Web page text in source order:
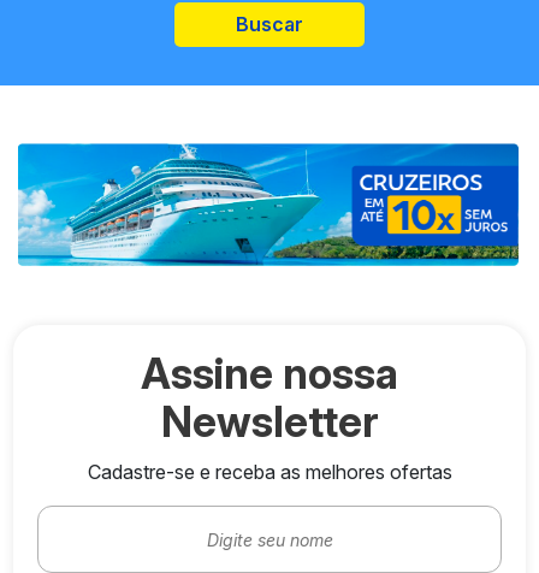
Buscar
Assine nossa
Newsletter
Cadastre-se e receba as melhores ofertas